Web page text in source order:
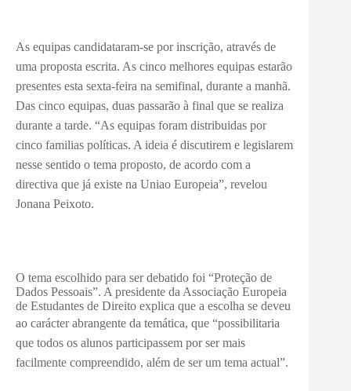
As equipas candidataram-se por inscrição, através de
uma proposta escrita. As cinco melhores equipas estarão
presentes esta sexta-feira na semifinal, durante a manhã.
Das cinco equipas, duas passarão à final que se realiza
durante a tarde. “As equipas foram distribuidas por
cinco familias políticas. A ideia é discutirem e legislarem
nesse sentido o tema proposto, de acordo com a
directiva que já existe na Uniao Europeia”, revelou
Jonana Peixoto.
O tema escolhido para ser debatido foi “Proteção de
Dados Pessoais”. A presidente da Associação Europeia
de Estudantes de Direito explica que a escolha se deveu
ao carácter abrangente da temática, que “possibilitaria
que todos os alunos participassem por ser mais
facilmente compreendido, além de ser um tema actual”.